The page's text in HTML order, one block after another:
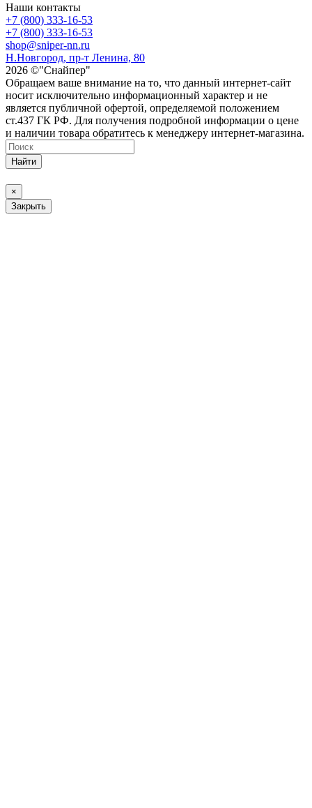
Наши контакты
+7 (800) 333-16-53
+7 (800) 333-16-53
shop@sniper-nn.ru
Н.Новгород, пр-т Ленина, 80
2026 ©"Снайпер"
Обращаем ваше внимание на то, что данный интернет-сайт
носит исключительно информационный характер и не
является публичной офертой, определяемой положением
ст.437 ГК РФ. Для получения подробной информации о цене
и наличии товара обратитесь к менеджеру интернет-магазина.
Найти
×
Закрыть